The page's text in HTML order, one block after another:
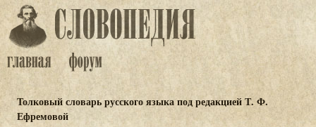
Толковый словарь русского языка под редакцией Т. Ф.
Ефремовой